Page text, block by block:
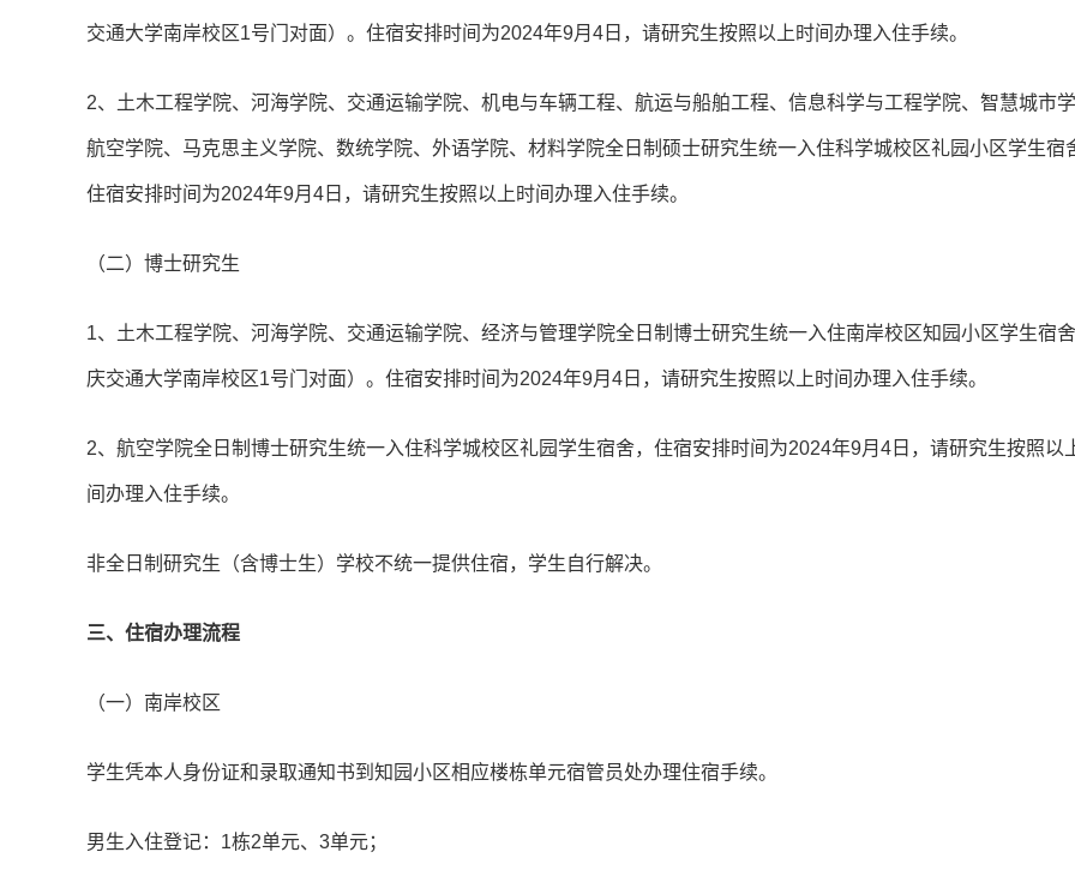
交通大学南岸校区1号门对面）。住宿安排时间为2024年9月4日，请研究生按照以上时间办理入住手续。
2、土木工程学院、河海学院、交通运输学院、机电与车辆工程、航运与船舶工程、信息科学与工程学院、智慧城市学
航空学院、马克思主义学院、数统学院、外语学院、材料学院全日制硕士研究生统一入住科学城校区礼园小区学生宿
住宿安排时间为2024年9月4日，请研究生按照以上时间办理入住手续。
（二）博士研究生
1、土木工程学院、河海学院、交通运输学院、经济与管理学院全日制博士研究生统一入住南岸校区知园小区学生宿
庆交通大学南岸校区1号门对面）。住宿安排时间为2024年9月4日，请研究生按照以上时间办理入住手续。
2、航空学院全日制博士研究生统一入住科学城校区礼园学生宿舍，住宿安排时间为2024年9月4日，请研究生按照以
间办理入住手续。
非全日制研究生（含博士生）学校不统一提供住宿，学生自行解决。
三、住宿办理流程
（一）南岸校区
学生凭本人身份证和录取通知书到知园小区相应楼栋单元宿管员处办理住宿手续。
男生入住登记：1栋2单元、3单元；